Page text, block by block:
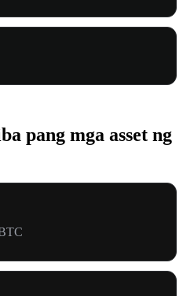
pang mga asset ng